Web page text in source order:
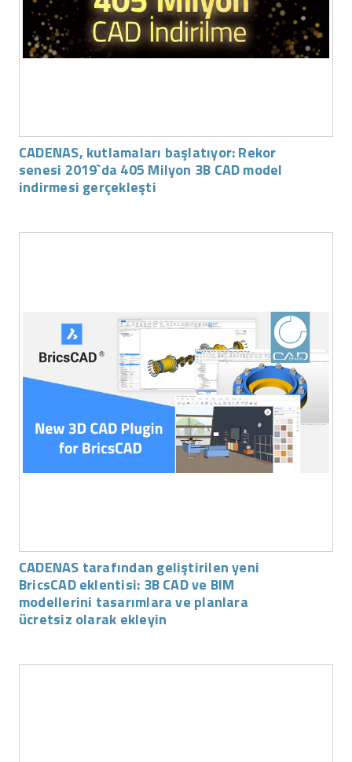
CADENAS, kutlamaları başlatıyor: Rekor
senesi 2019`da 405 Milyon 3B CAD model
indirmesi gerçekleşti
CADENAS tarafından geliştirilen yeni
BricsCAD eklentisi: 3B CAD ve BIM
modellerini tasarımlara ve planlara
ücretsiz olarak ekleyin